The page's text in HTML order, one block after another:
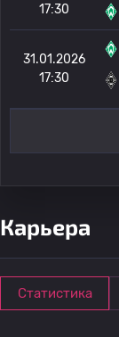
17:30
31.01.2026
17:30
Карьера
Статистика